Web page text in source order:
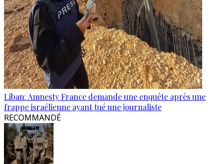
Liban: Amnesty France demande une enquête après une
frappe israélienne ayant tué une journaliste
RECOMMANDÉ